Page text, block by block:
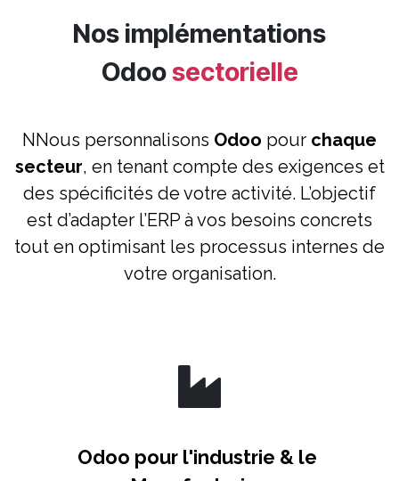
​Nos implémentations
Odoosectorielle
NNous personnalisons Odoo pour chaque
secteur, en tenant compte des exigences et
des spécificités de votre activité. L’objectif
est d’adapter l’ERP à vos besoins concrets
tout en optimisant les processus internes de
votre organisation.
Odoo pour l'industrie & le